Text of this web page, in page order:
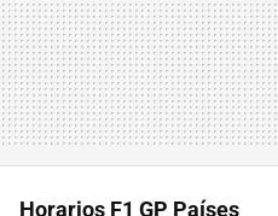
Horarios F1 GP Países